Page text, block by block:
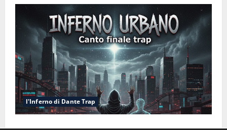
l'Inferno di Dante Trap